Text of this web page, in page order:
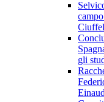
gli